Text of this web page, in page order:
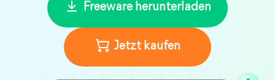
Freeware herunterladen
Jetzt kaufen